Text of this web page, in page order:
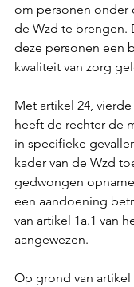
om personen onder
de Wzd te brengen.
deze personen een
kwaliteit van zorg
Met artikel 24,
heeft de rechter de
in specifieke
kader van de Wzd
gedwongen
een aandoening
van artikel 1a.1 van
aangewezen.
Op grond van artikel